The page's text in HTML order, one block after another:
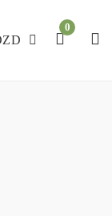
0